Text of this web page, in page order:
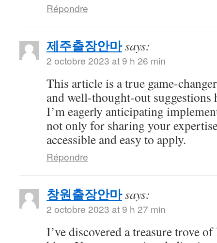
Répondre
제주출장안마says:
2 octobre 2023 at 9 h 26 min
This article is a true game-
and well-thought-out
I’m eagerly anticipating
not only for sharing your
accessible and easy to apply.
Répondre
창원출장안마says:
2 octobre 2023 at 9 h 27 min
I’ve discovered a treasure trove